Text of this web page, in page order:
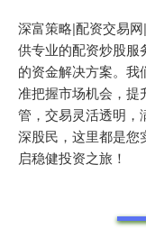
深富策略|配资交易
供专业的配资炒股服
的资金解决方案。
准把握市场机会，提
管，交易灵活透明，
深股民，这里都是您
启稳健投资之旅！